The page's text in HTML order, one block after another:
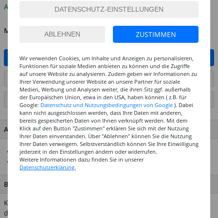
Auf Lager
MENGE
IN DEN WARENKORB
ARTIKEL AUF WUNSCHLISTE SETZEN
SEITE DRUCKEN
ARTIKEL MERKMALE & DETAILS
Gelbes Kopierpapier
Zum Übertragen von Motiven auf Textilien
BESCHREIBUNG
Kreul Kopierpapier in gelb eignet sich besonders gut um auf
dunkle Textilien Vorlagen zu übertragen. Durch das A3-Format
ZUSTIMMEN
Wir verwenden Cookies, um Inhalte und Anzeigen zu personalisieren,
Funktionen für soziale Medien anbieten zu können und die Zugriffe
auf unsere Website zu analysieren. Zudem geben wir Informationen zu
Ihrer Verwendung unserer Website an unsere Partner für soziale
Medien, Werbung und Analysen weiter, die ihren Sitz ggf. außerhalb
der Europäischen Union, etwa in den USA, haben können ( z.B. für
Google: Datenschutz und Nutzungsbedingungen von Google ). Dabei
kann nicht ausgeschlossen werden, dass Ihre Daten mit anderen,
bereits gespeicherten Daten von Ihnen verknüpft werden. Mit dem
Klick auf den Button "Zustimmen" erklären Sie sich mit der Nutzung
Ihrer Daten einverstanden. Über "Ablehnen" können Sie die Nutzung
Ihrer Daten verweigern. Selbstverständlich können Sie Ihre Einwilligung
jederzeit in den Einstellungen ändern oder widerrufen.
Weitere Informationen dazu finden Sie in unserer
Datenschutzerklärung.